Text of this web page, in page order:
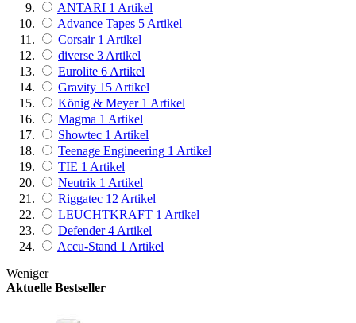
ANTARI 1 Artikel
Advance Tapes 5 Artikel
Corsair 1 Artikel
diverse 3 Artikel
Eurolite 6 Artikel
Gravity 15 Artikel
König & Meyer 1 Artikel
Magma 1 Artikel
Showtec 1 Artikel
Teenage Engineering 1 Artikel
TIE 1 Artikel
Neutrik 1 Artikel
Riggatec 12 Artikel
LEUCHTKRAFT 1 Artikel
Defender 4 Artikel
Accu-Stand 1 Artikel
Weniger
Aktuelle Bestseller